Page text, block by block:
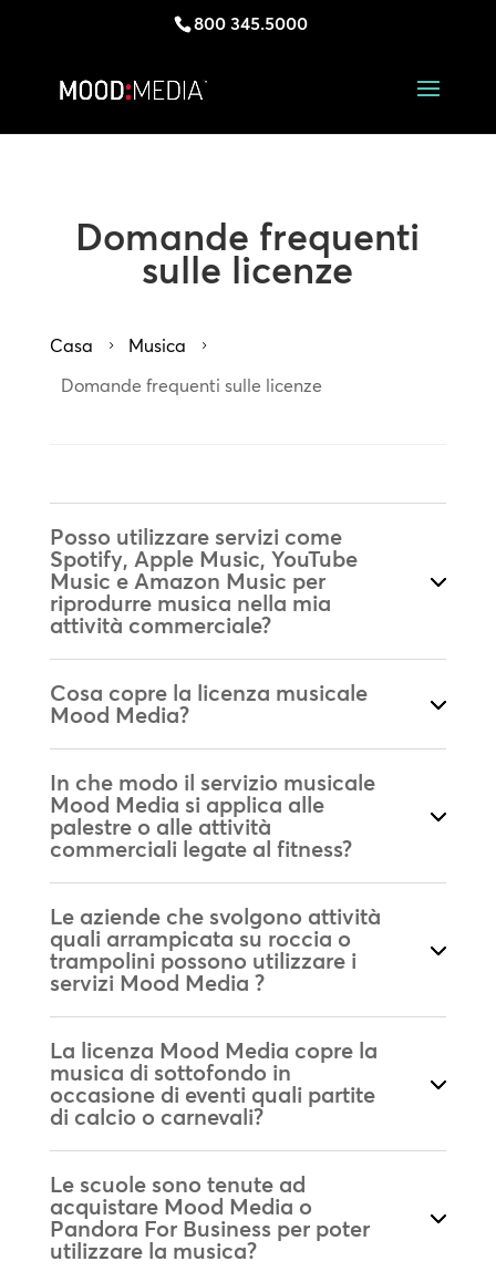
800 345.5000
Domande frequenti
sulle licenze
Casa 5 Musica 5
Domande frequenti sulle licenze
Posso utilizzare servizi come
Spotify, Apple Music, YouTube
Music e Amazon Music per
riprodurre musica nella mia
attività commerciale?
Cosa copre la licenza musicale
Mood Media?
In che modo il servizio musicale
Mood Media si applica alle
palestre o alle attività
commerciali legate al fitness?
Le aziende che svolgono attività
quali arrampicata su roccia o
trampolini possono utilizzare i
servizi Mood Media ?
La licenza Mood Media copre la
musica di sottofondo in
occasione di eventi quali partite
di calcio o carnevali?
Le scuole sono tenute ad
acquistare Mood Media o
Pandora For Business per poter
utilizzare la musica?